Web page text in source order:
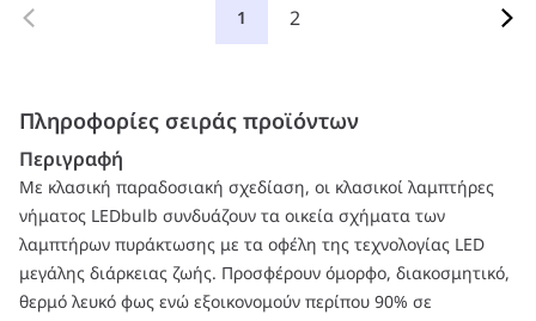
1 2
Πληροφορίες σειράς προϊόντων
Περιγραφή
Με κλασική παραδοσιακή σχεδίαση, οι κλασικοί λαμπτήρες
νήματος LEDbulb συνδυάζουν τα οικεία σχήματα των
λαμπτήρων πυράκτωσης με τα οφέλη της τεχνολογίας LED
μεγάλης διάρκειας ζωής. Προσφέρουν όμορφο, διακοσμητικό,
θερμό λευκό φως ενώ εξοικονομούν περίπου 90% σε